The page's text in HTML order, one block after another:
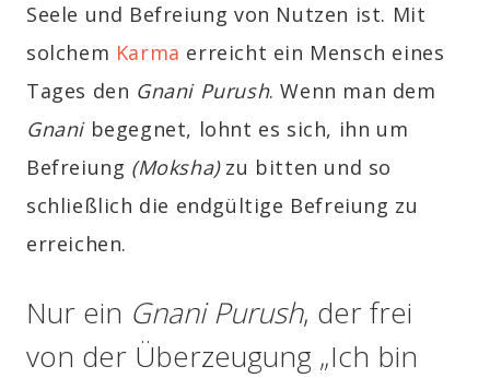
Seele und Befreiung von Nutzen ist. Mit
solchem Karma erreicht ein Mensch eines
Tages den Gnani Purush. Wenn man dem
Gnanibegegnet, lohnt es sich, ihn um
Befreiung (Moksha)zu bitten und so
schließlich die endgültige Befreiung zu
erreichen.
Nur ein Gnani Purush, der frei
von der Überzeugung „Ich bin